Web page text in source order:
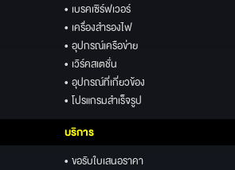
• เบรคเซิร์ฟเวอร์
• เครื่องสำรองไฟ
• อุปกรณ์เครือข่าย
• เวิร์คสเตชั่น
• อุปกรณ์ที่เกี่ยวข้อง
• โปรแกรมสำเร็จรูป
บริการ
• ขอรับใบเสนอราคา